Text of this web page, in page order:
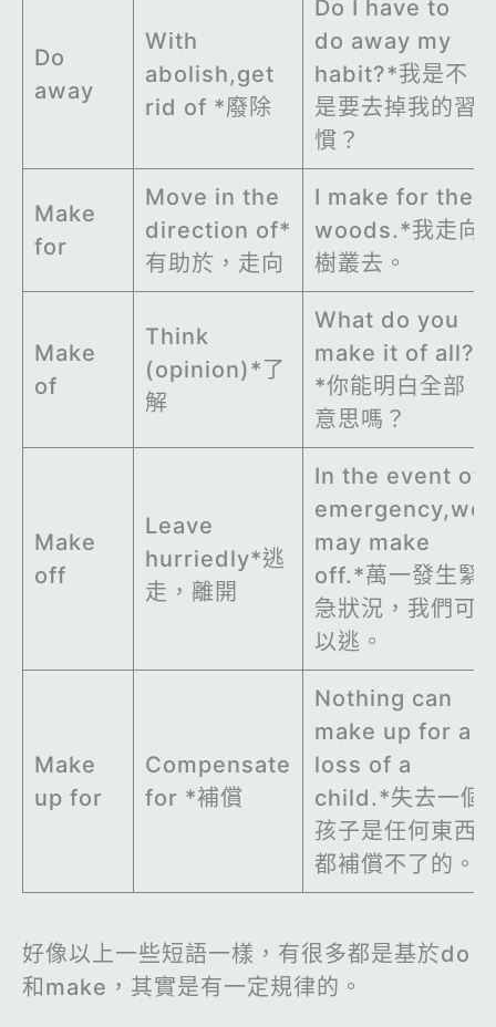
Do
away
With
abolish,get
rid of *廢除
Do I have to
do away my
habit?*我是不
是要去掉我的習
慣？
Make
for
Move in the
direction of*
有助於，走向
I make for the
woods.*我走向
樹叢去。
Make
of
Think
(opinion)*了
解
What do you
make it of all?
*你能明白全部
意思嗎？
Make
off
Leave
hurriedly*逃
走，離開
In the event of
emergency,we
may make
off.*萬一發生緊
急狀況，我們可
以逃。
Make
up for
Compensate
for *補償
Nothing can
make up for a
loss of a
child.*失去一個
孩子是任何東西
都補償不了的。
好像以上一些短語一樣，有很多都是基於do
和make，其實是有一定規律的。